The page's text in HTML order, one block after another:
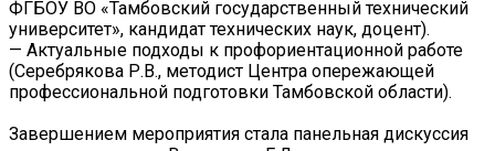
ФГБОУ ВО «Тамбовский государственный технический
университет», кандидат технических наук, доцент).
— Актуальные подходы к профориентационной работе
(Серебрякова Р.В., методист Центра опережающей
профессиональной подготовки Тамбовской области).
Завершением мероприятия стала панельная дискуссия